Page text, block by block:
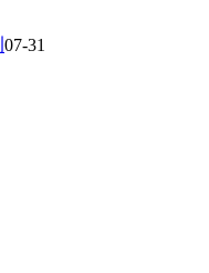
07-31